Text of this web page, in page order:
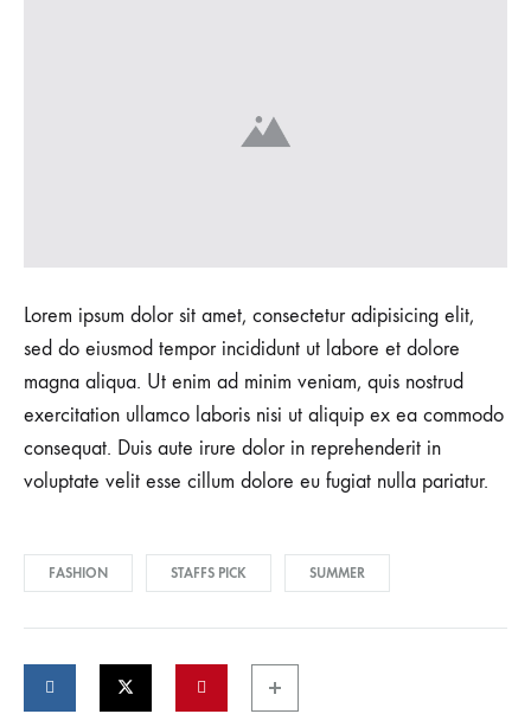
Lorem ipsum dolor sit amet, consectetur adipisicing elit,
sed do eiusmod tempor incididunt ut labore et dolore
magna aliqua. Ut enim ad minim veniam, quis nostrud
exercitation ullamco laboris nisi ut aliquip ex ea commodo
consequat. Duis aute irure dolor in reprehenderit in
voluptate velit esse cillum dolore eu fugiat nulla pariatur.
FASHION STAFFS PICK SUMMER